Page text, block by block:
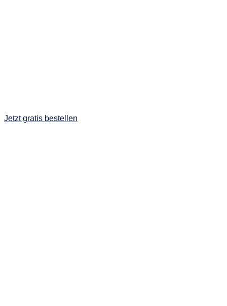
Jetzt gratis bestellen